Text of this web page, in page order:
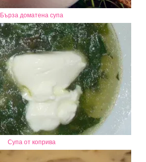
Бърза доматена супа
Супа от коприва